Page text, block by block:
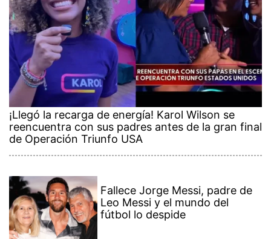
¡Llegó la recarga de energía! Karol Wilson se
reencuentra con sus padres antes de la gran final
de Operación Triunfo USA
Fallece Jorge Messi, padre de
Leo Messi y el mundo del
fútbol lo despide